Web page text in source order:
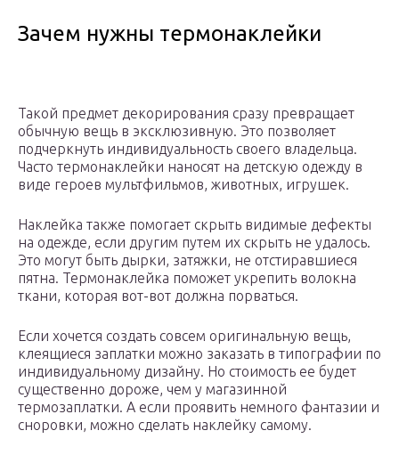
Зачем нужны термонаклейки
Такой предмет декорирования сразу превращает
обычную вещь в эксклюзивную. Это позволяет
подчеркнуть индивидуальность своего владельца.
Часто термонаклейки наносят на детскую одежду в
виде героев мультфильмов, животных, игрушек.
Наклейка также помогает скрыть видимые дефекты
на одежде, если другим путем их скрыть не удалось.
Это могут быть дырки, затяжки, не отстиравшиеся
пятна. Термонаклейка поможет укрепить волокна
ткани, которая вот-вот должна порваться.
Если хочется создать совсем оригинальную вещь,
клеящиеся заплатки можно заказать в типографии по
индивидуальному дизайну. Но стоимость ее будет
существенно дороже, чем у магазинной
термозаплатки. А если проявить немного фантазии и
сноровки, можно сделать наклейку самому.